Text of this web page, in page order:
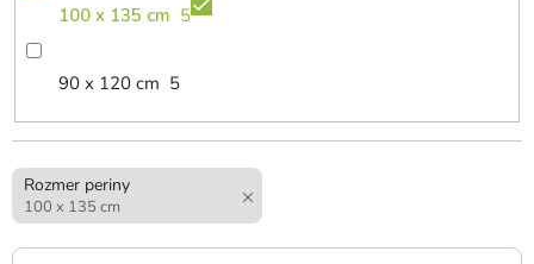
100 x 135 cm 5
90 x 120 cm 5
Rozmer periny
100 x 135 cm